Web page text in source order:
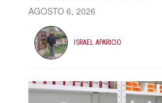
AGOSTO 6, 2026
ISRAEL APARICIO